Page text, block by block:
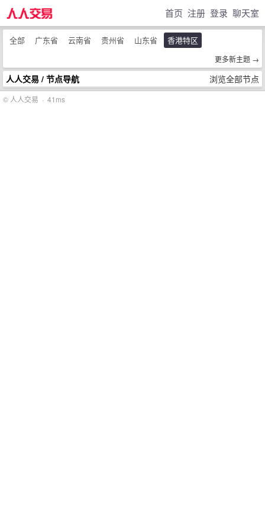
首页 注册 登录 聊天室
全部 广东省 云南省 贵州省 山东省 香港特区
更多新主题 →
浏览全部节点
人人交易 / 节点导航
© 人人交易 · 41ms